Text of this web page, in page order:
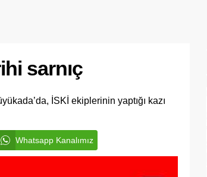
sarnıç
İSKİ ekiplerinin yaptığı kazı
Whatsapp Kanalımız